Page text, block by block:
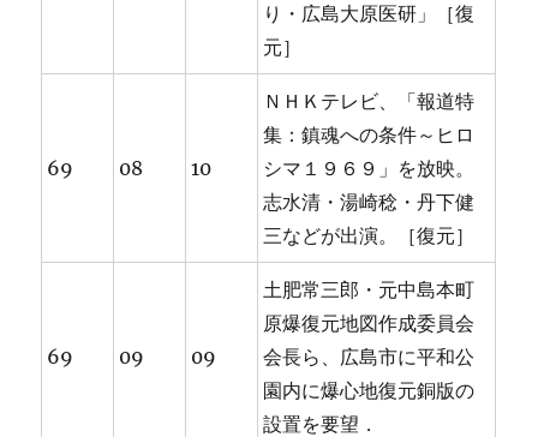
り・広島大原医研」［復
元］
69 08 10
ＮＨＫテレビ、「報道特
集：鎮魂への条件～ヒロ
シマ１９６９」を放映。
志水清・湯崎稔・丹下健
三などが出演。［復元］
69 09 09
土肥常三郎・元中島本町
原爆復元地図作成委員会
会長ら、広島市に平和公
園内に爆心地復元銅版の
設置を要望．